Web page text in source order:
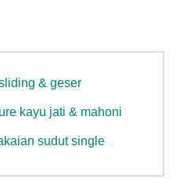
& geser
kayu jati & mahoni
sudut single